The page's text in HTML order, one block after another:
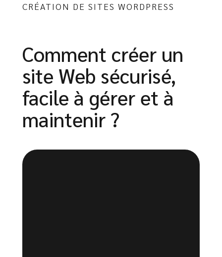
CRÉATION DE SITES WORDPRESS
Comment créer un
site Web sécurisé,
facile à gérer et à
maintenir ?